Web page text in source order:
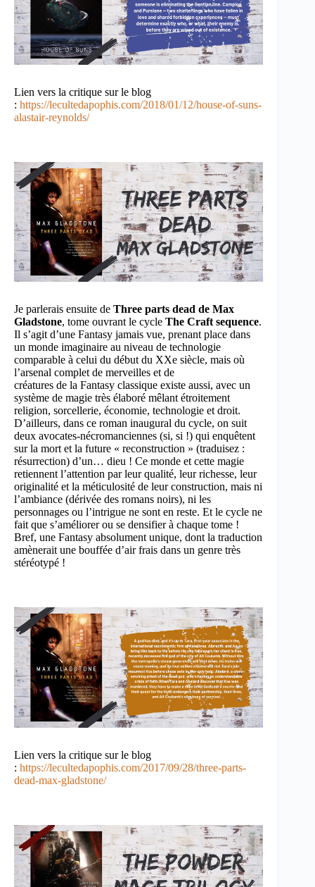
Lien vers la critique sur le blog
: https://lecultedapophis.com/2018/01/12/house-of-suns-
alastair-reynolds/
Je parlerais ensuite de Three parts dead de Max
Gladstone, tome ouvrant le cycle The Craft sequence.
Il s’agit d’une Fantasy jamais vue, prenant place dans
un monde imaginaire au niveau de technologie
comparable à celui du début du XXe siècle, mais où
l’arsenal complet de merveilles et de
créatures de la Fantasy classique existe aussi, avec un
système de magie très élaboré mêlant étroitement
religion, sorcellerie, économie, technologie et droit.
D’ailleurs, dans ce roman inaugural du cycle, on suit
deux avocates-nécromanciennes (si, si !) qui enquêtent
sur la mort et la future « reconstruction » (traduisez :
résurrection) d’un… dieu ! Ce monde et cette magie
retiennent l’attention par leur qualité, leur richesse, leur
originalité et la méticulosité de leur construction, mais ni
l’ambiance (dérivée des romans noirs), ni les
personnages ou l’intrigue ne sont en reste. Et le cycle ne
fait que s’améliorer ou se densifier à chaque tome !
Bref, une Fantasy absolument unique, dont la traduction
amènerait une bouffée d’air frais dans un genre très
stéréotypé !
Lien vers la critique sur le blog
: https://lecultedapophis.com/2017/09/28/three-parts-
dead-max-gladstone/